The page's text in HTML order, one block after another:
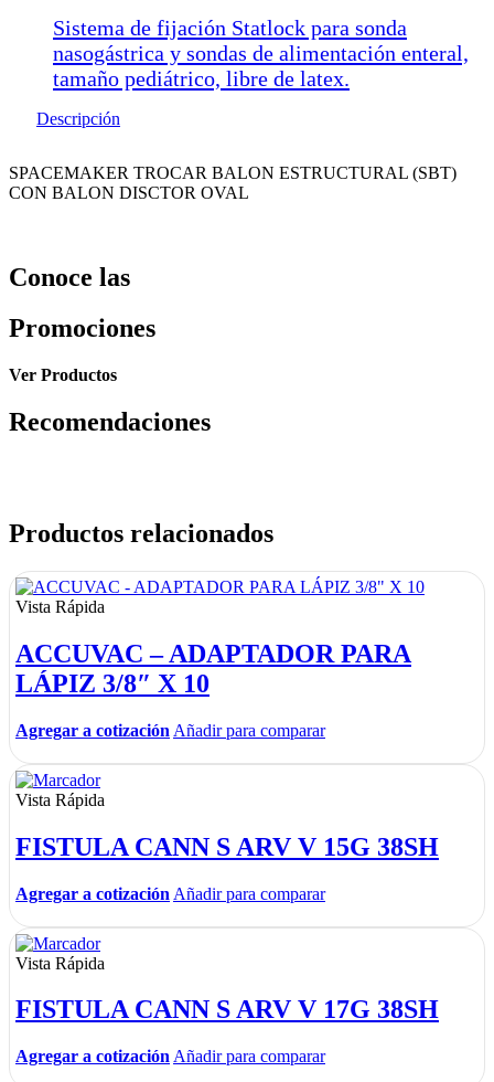
Sistema de fijación Statlock para sonda
nasogástrica y sondas de alimentación enteral,
tamaño pediátrico, libre de latex.
Descripción
SPACEMAKER TROCAR BALON ESTRUCTURAL (SBT)
CON BALON DISCTOR OVAL
Conoce las
Promociones
Ver Productos
Recomendaciones
Productos relacionados
Vista Rápida
ACCUVAC – ADAPTADOR PARA
LÁPIZ 3/8″ X 10
Agregar a cotización Añadir para comparar
Vista Rápida
FISTULA CANN S ARV V 15G 38SH
Agregar a cotización Añadir para comparar
Vista Rápida
FISTULA CANN S ARV V 17G 38SH
Agregar a cotización Añadir para comparar